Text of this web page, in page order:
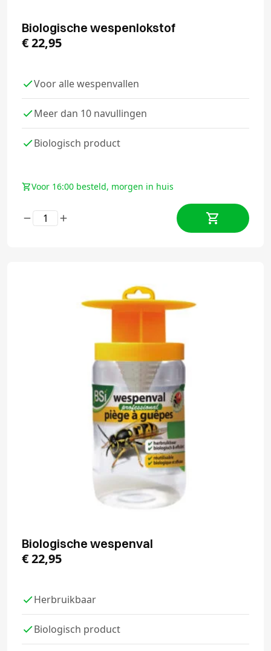
Biologische wespenlokstof
€22,95
Voor alle wespenvallen
Meer dan 10 navullingen
Biologisch product
Voor 16:00 besteld, morgen in huis
Biologische wespenval
€22,95
Herbruikbaar
Biologisch product